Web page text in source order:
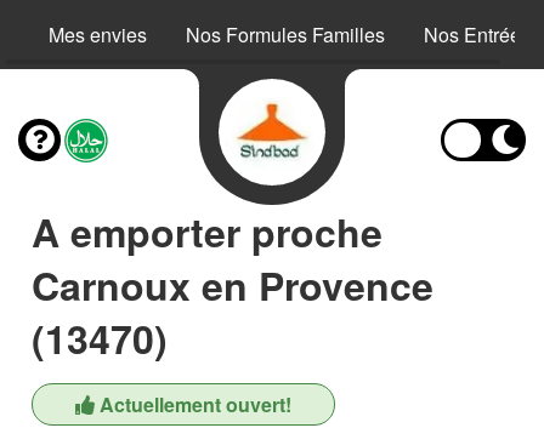
Mes envies Nos Formules Familles Nos Entrées
A emporter proche
Carnoux en Provence
(13470)
Actuellement ouvert!